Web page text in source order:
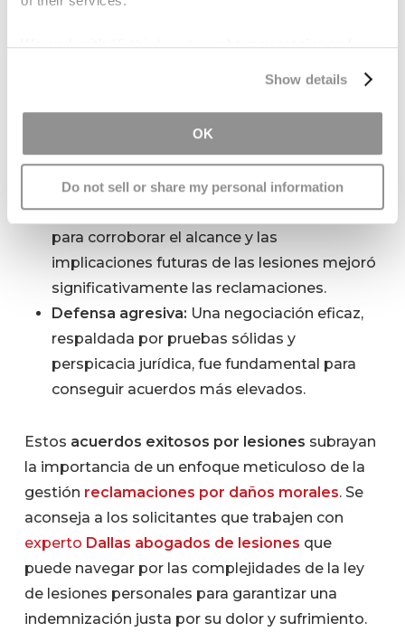
We work with15 third partieswho may receive and
Show details
OK
Do not sell or share my personal information
Documentación exhaustiva:Era crucial
documentar de forma coherente y
profesional las lesiones y su repercusión en
la vida del demandante.
Peritaje:La utilización de testigos expertos
para corroborar el alcance y las
implicaciones futuras de las lesiones mejoró
significativamente las reclamaciones.
Defensa agresiva: Una negociación eficaz,
respaldada por pruebas sólidas y
perspicacia jurídica, fue fundamental para
conseguir acuerdos más elevados.
Estos acuerdos exitosos por lesiones subrayan
la importancia de un enfoque meticuloso de la
gestión reclamaciones por daños morales. Se
aconseja a los solicitantes que trabajen con
experto Dallas abogados de lesiones que
puede navegar por las complejidades de la ley
de lesiones personales para garantizar una
indemnización justa por su dolor y sufrimiento.